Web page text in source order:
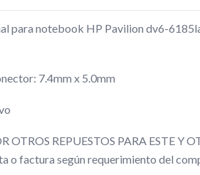
para notebook HP Pavilion dv6-
7.4mm x 5.0mm
OTROS REPUESTOS PARA ESTE Y
o factura según requerimiento del